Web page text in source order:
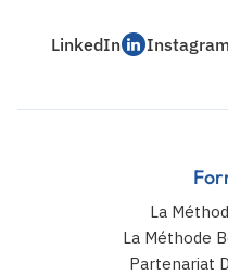
LinkedIn Instagram
La
La Méthode
Partenariat